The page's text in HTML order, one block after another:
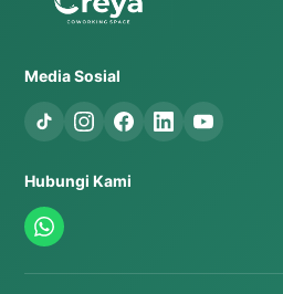
Media Sosial
Hubungi Kami